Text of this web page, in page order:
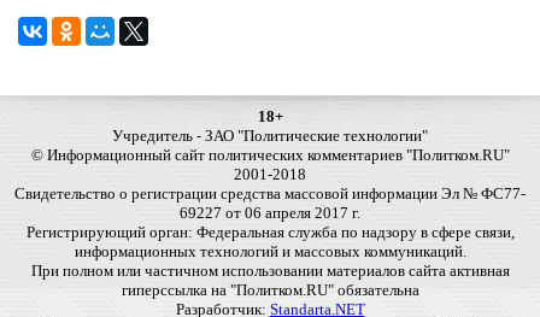
18+
Учредитель - ЗАО "Политические технологии"
© Информационный сайт политических комментариев "Политком.RU"
2001-2018
Свидетельство о регистрации средства массовой информации Эл № ФС77-
69227 от 06 апреля 2017 г.
Регистрирующий орган: Федеральная служба по надзору в сфере связи,
информационных технологий и массовых коммуникаций.
При полном или частичном использовании материалов сайта активная
гиперссылка на "Политком.RU" обязательна
Разработчик: Standarta.NET